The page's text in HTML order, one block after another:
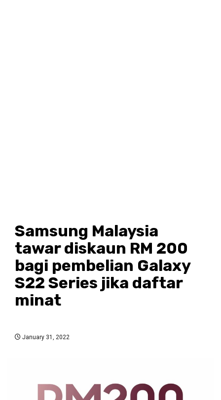
Samsung Malaysia
tawar diskaun RM 200
bagi pembelian Galaxy
S22 Series jika daftar
minat
January 31, 2022